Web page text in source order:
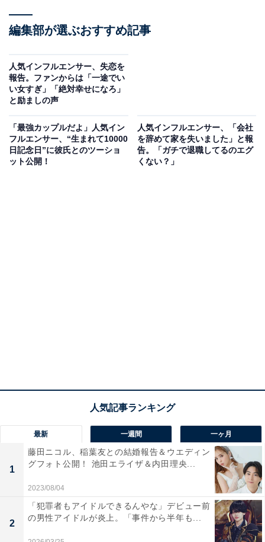
編集部が選ぶおすすめ記事
人気インフルエンサー、失恋を
報告。ファンからは「一途でい
い女すぎ」「絶対幸せになろ」
と励ましの声
「最強カップルだよ」人気イン
フルエンサー、“生まれて10000
日記念日”に彼氏とのツーショ
ット公開！
人気インフルエンサー、「会社
を辞めて家を失いました」と報
告。「ガチで退職してるのエグ
くない？」
最新 一週間 一ヶ月
1
藤田ニコル、稲葉友との結婚報告＆ウエディン
グフォト公開！ 池田エライザ＆内田理央...
2023/08/04
2
「犯罪者もアイドルできるんやな」デビュー前
の男性アイドルが炎上。「事件から半年も...